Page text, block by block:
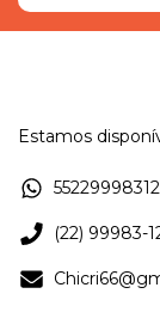
Estamos
(22) 99983-